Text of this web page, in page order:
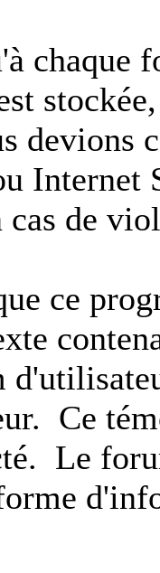
chaque
devions
cas de
ce
Ce
Le